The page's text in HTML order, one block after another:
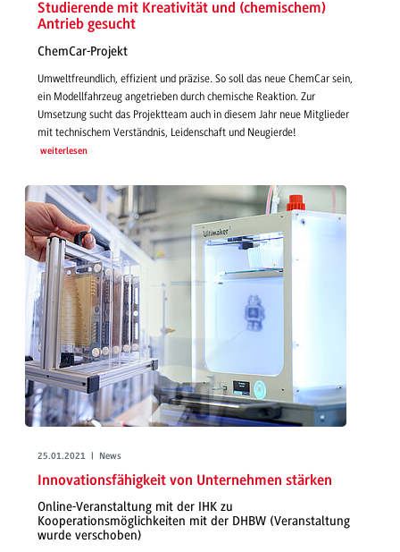
Studierende mit Kreativität und (chemischem)
Antrieb gesucht
ChemCar-Projekt
Umweltfreundlich, effizient und präzise. So soll das neue ChemCar sein,
ein Modellfahrzeug angetrieben durch chemische Reaktion. Zur
Umsetzung sucht das Projektteam auch in diesem Jahr neue Mitglieder
mit technischem Verständnis, Leidenschaft und Neugierde!
weiterlesen
25.01.2021 | News
Innovationsfähigkeit von Unternehmen stärken
Online-Veranstaltung mit der IHK zu
Kooperationsmöglichkeiten mit der DHBW (Veranstaltung
wurde verschoben)